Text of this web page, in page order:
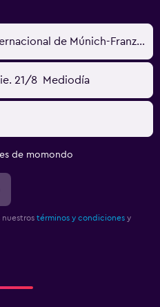
Múnich, Alemania - Internacional de Múnich-Franz Josef Strauss (MUC)
21/8 Mediodía
de momondo
nuestros términos y condiciones y